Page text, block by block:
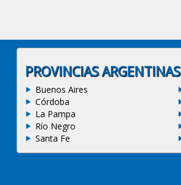
PROVINCIAS ARGENTINAS
Buenos Aires
Córdoba
La Pampa
Río Negro
Santa Fe